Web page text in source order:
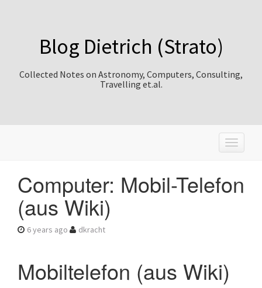
Blog Dietrich (Strato)
Collected Notes on Astronomy, Computers, Consulting,
Travelling et.al.
T
o
l
Computer: Mobil-Telefon
(aus Wiki)
6 years ago dkracht
Mobiltelefon (aus Wiki)